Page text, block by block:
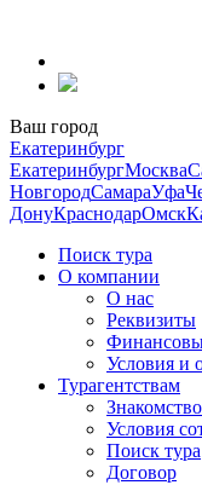
содержанию
Ваш город
Екатеринбург
ЕкатеринбургМосква
НовгородСамараУфа
ДонуКраснодарОмск
Поиск тура
О компании
О нас
Реквизиты
Условия и
Турагентствам
Условия
Поиск тура
Договор